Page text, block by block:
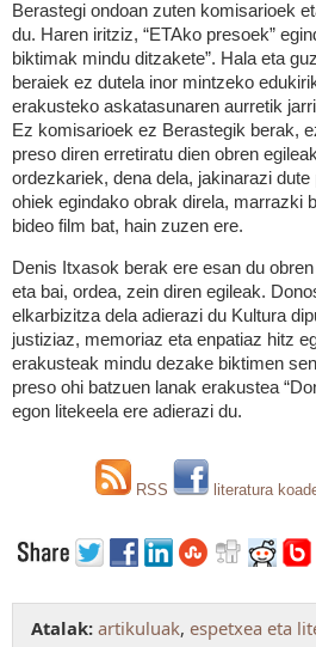
Berastegi ondoan zuten komisarioek
du. Haren iritziz, “ETAko presoek”
biktimak mindu ditzakete”. Hala eta
beraiek ez dutela inor mintzeko
erakusteko askatasunaren aurretik
Ez komisarioek ez Berastegik berak,
preso diren erretiratu dien obren
ordezkariek, dena dela, jakinarazi
ohiek egindako obrak direla, marrazki
bideo film bat, hain zuzen ere.
Denis Itxasok berak ere esan du
eta bai, ordea, zein diren egileak.
elkarbizitza dela adierazi du Kultura
justiziaz, memoriaz eta enpatiaz hitz
erakusteak mindu dezake biktimen
preso ohi batzuen lanak erakustea
egon litekeela ere adierazi du.
RSS literatura
Atalak: artikuluak, espetxea eta